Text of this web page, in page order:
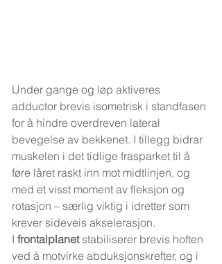
Under gange og løp aktiveres
adductor brevis isometrisk i standfasen
for å hindre overdreven lateral
bevegelse av bekkenet. I tillegg bidrar
muskelen i det tidlige frasparket til å
føre låret raskt inn mot midtlinjen, og
med et visst moment av fleksjon og
rotasjon – særlig viktig i idretter som
krever sideveis akselerasjon.
I frontalplanet stabiliserer brevis hoften
ved å motvirke abduksjonskrefter, og i